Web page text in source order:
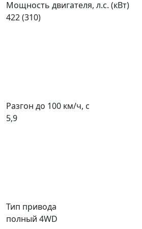
Мощность двигателя, л.с. (кВт)
422 (310)
Разгон до 100 км/ч, с
5,9
Тип привода
полный 4WD